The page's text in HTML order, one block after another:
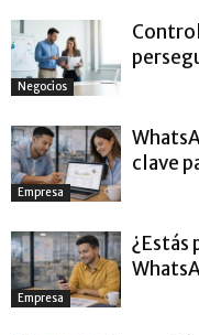
Negocios
Empresa
clave
Empresa
¿Estás